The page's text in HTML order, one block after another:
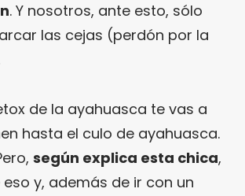
. Y nosotros, ante esto, sólo
las cejas (perdón por la
de la ayahuasca te vas a
hasta el culo de ayahuasca.
según explica esta chica,
y, además de ir con un